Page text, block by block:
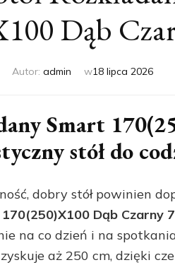
Dąb
Autor: admin w18 lipca 2026
Smart
stół do
dobry stół powinien
Dąb Czarny
na co dzień i na
aż 250 cm, dzięki